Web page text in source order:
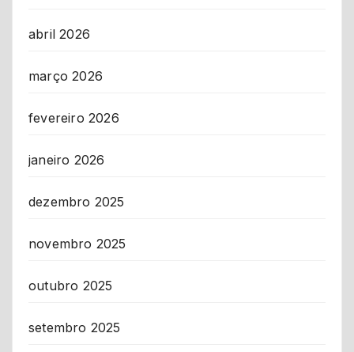
abril 2026
março 2026
fevereiro 2026
janeiro 2026
dezembro 2025
novembro 2025
outubro 2025
setembro 2025